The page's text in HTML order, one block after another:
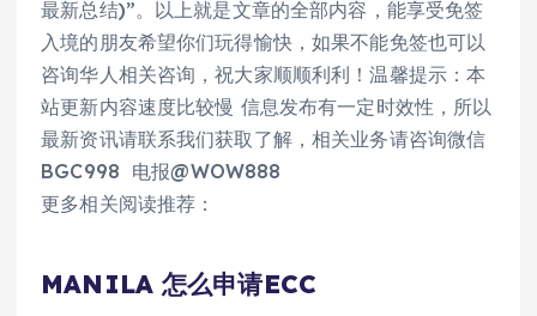
最新总结)”。以上就是文章的全部内容，能享受免签
入境的朋友希望你们玩得愉快，如果不能免签也可以
咨询华人相关咨询，祝大家顺顺利利！温馨提示：本
站更新内容速度比较慢 信息发布有一定时效性，所以
最新资讯请联系我们获取了解，相关业务请咨询微信
BGC998 电报@WOW888
更多相关阅读推荐：
MANILA 怎么申请ECC